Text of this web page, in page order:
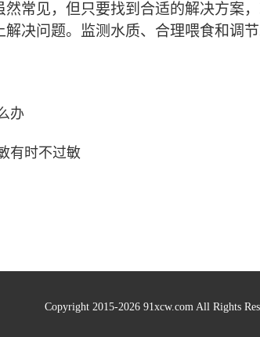
然常见，但只要找到合适的解决方案
决问题。监测水质、合理喂食和调
办
有时不过敏
Copyright 2015-2026 91xcw.com All Rights